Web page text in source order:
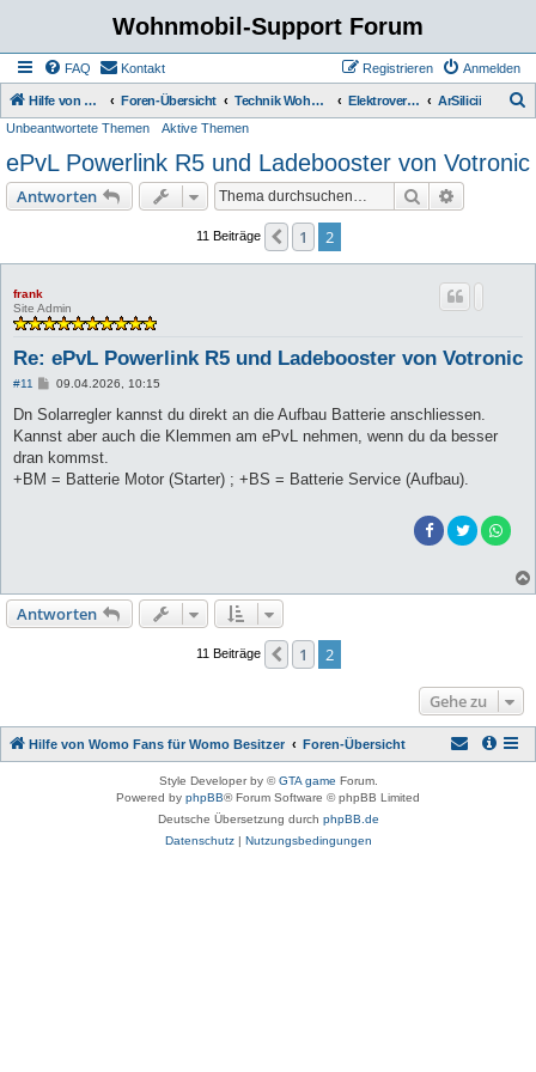
Wohnmobil-Support Forum
FAQ Kontakt Anmelden
Registrieren
Hilfe von Womo Fans für Womo Besitzer Foren-Übersicht Technik Wohnmobil Elektroversorgung ArSilicii
c
Unbeantwortete Themen Aktive Themen
ePvL Powerlink R5 und Ladebooster von Votronic
Antworten Suche
11 Beiträge Vorherige
1 2
frank
Site Admin
Re: ePvL Powerlink R5 und Ladebooster von Votronic
#11
B
i
r
a
09.04.2026, 10:15
Dn Solarregler kannst du direkt an die Aufbau Batterie anschliessen.
Kannst aber auch die Klemmen am ePvL nehmen, wenn du da besser
dran kommst.
+BM = Batterie Motor (Starter) ; +BS = Batterie Service (Aufbau).
Antworten
11 Beiträge Vorherige
1 2
Gehe zu
Hilfe von Womo Fans für Womo Besitzer Foren-Übersicht
Style Developer by ©GTA game Forum.
Powered by phpBB® Forum Software © phpBB Limited
Deutsche Übersetzung durch phpBB.de
Datenschutz| Nutzungsbedingungen